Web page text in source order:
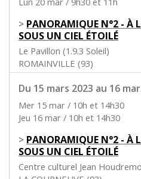
> PANORAMIQUE N°2 - À
SOUS UN CIEL ÉTOILÉ
Le Pavillon (1.9.3 Soleil)
ROMAINVILLE (93)
Du 15 mars 2023 au 16
Mer 15 mar / 10h et 14h30
Jeu 16 mar / 10h et 14h30
> PANORAMIQUE N°2 - À
SOUS UN CIEL ÉTOILÉ
Centre culturel Jean